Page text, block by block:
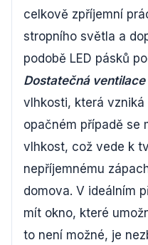
celkově zpříjemní
stropního světla a
podobě LED pásků
Dostatečná ventilace
vlhkosti, která vzniká
opačném případě se
vlhkost, což vede k
nepříjemnému
domova. V ideálním
mít okno, které
to není možné, je